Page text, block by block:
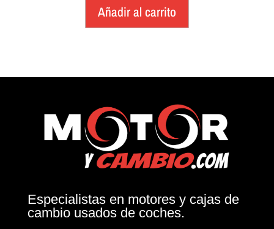
Añadir al carrito
Especialistas en motores y cajas de
cambio usados de coches.